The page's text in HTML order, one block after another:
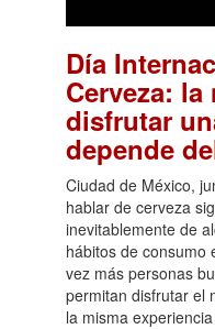
Día
Cerveza:
disfrutar
depende
Ciudad de México,
hablar de cerveza
inevitablemente de
hábitos de consumo
vez más personas
permitan disfrutar el
la misma